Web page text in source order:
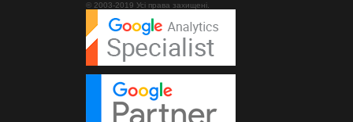
© 2003-2019 Усі права захищені.